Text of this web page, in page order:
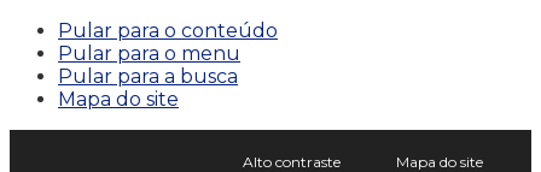
Pular para o conteúdo
Pular para o menu
Pular para a busca
Mapa do site
Alto contraste Mapa do site